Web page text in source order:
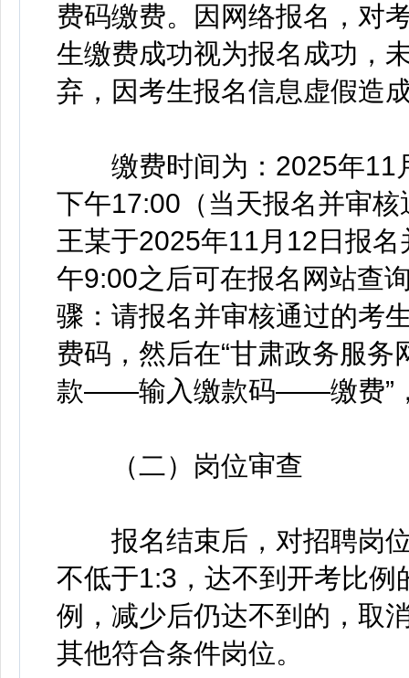
费码缴费。因网络报名，对
生缴费成功视为报名成功，
弃，因考生报名信息虚假造
缴费时间为：2025年11
下午17:00（当天报名并审
王某于2025年11月12日报
午9:00之后可在报名网站查
骤：请报名并审核通过的
费码，然后在“甘肃政务服
款——输入缴款码——缴费”
（二）岗位审查
报名结束后，对招聘岗位
不低于1:3，达不到开考比
例，减少后仍达不到的，取
其他符合条件岗位。